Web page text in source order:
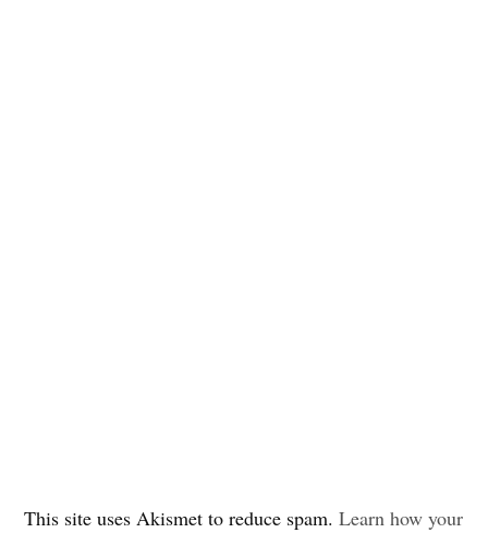
This site uses Akismet to reduce spam.Learn how your